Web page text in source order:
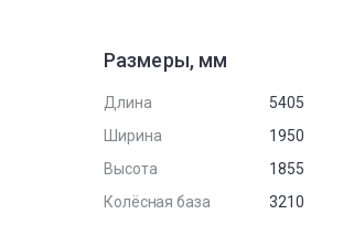
Размеры, мм
Длина
5405
Ширина
1950
Высота
1855
Колёсная база
3210